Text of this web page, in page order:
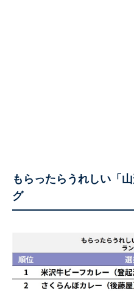
もらったらうれしい「
グ